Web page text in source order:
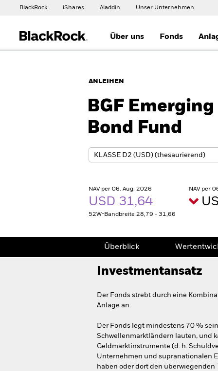
BlackRock iShares Aladdin Unser Unternehmen
Über uns Fonds
ANLEIHEN
BGF
Bond Fund
NAV per 06. Aug. 2026
USD 31,64
52W-Bandbreite 28,79 - 31,66
NAV per
Überblick
Investmentansatz
Der Fonds strebt durch eine
Anlage an.
Der Fonds legt mindestens 70 %
Schwellenmarktländern lauten, und
Geldmarktinstrumente (d. h.
Unternehmen und supranationalen
haben oder dort den